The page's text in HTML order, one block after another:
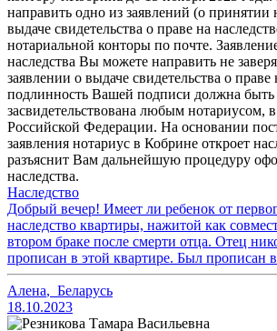
направить одно из заявлений (о принятии
выдаче свидетельства о праве на
нотариальной конторы по почте.
наследства Вы можете направить не
заявлении о выдаче свидетельства о праве
подлинность Вашей подписи должна быть
засвидетельствована любым нотариусом,
Российской Федерации. На основании
заявления нотариус в Кобрине откроет
разъяснит Вам дальнейшую процедуру
наследства.
Наследство
Добрый вечер! Имеет ли ребенок от
наследство квартиры, нажитой как
втором браке после смерти отца. Отец
прописан в этой квартире. Был прописан
Алена, Беларусь
18.10.2023